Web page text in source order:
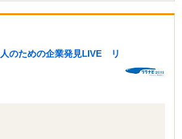
のための企業発見LIVE リ